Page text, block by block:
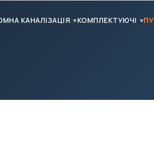
КАНАЛІЗАЦІЯ КОМПЛЕКТУЮЧІ